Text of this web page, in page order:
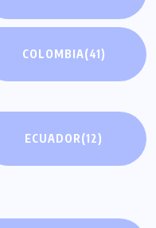
COLOMBIA(41)
ECUADOR(12)